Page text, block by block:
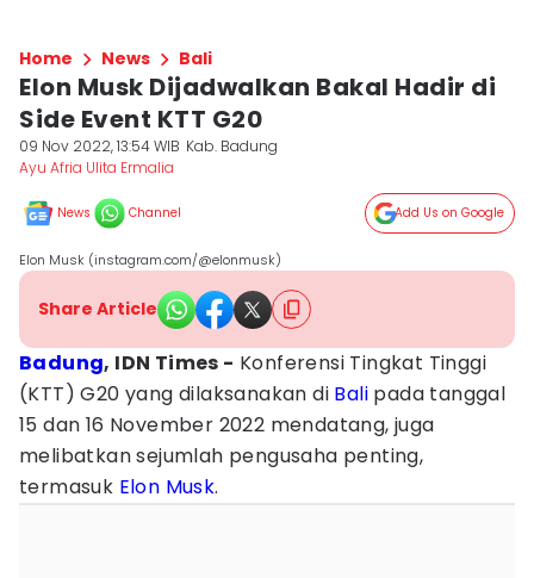
Home News Bali
Elon Musk Dijadwalkan Bakal Hadir di
Side Event KTT G20
09 Nov 2022, 13:54 WIB Kab. Badung
Ayu Afria Ulita Ermalia
News Channel Add Us on Google
Elon Musk (instagram.com/@elonmusk)
Share Article
Badung, IDN Times - Konferensi Tingkat Tinggi
(KTT) G20 yang dilaksanakan di Bali pada tanggal
15 dan 16 November 2022 mendatang, juga
melibatkan sejumlah pengusaha penting,
termasuk Elon Musk.